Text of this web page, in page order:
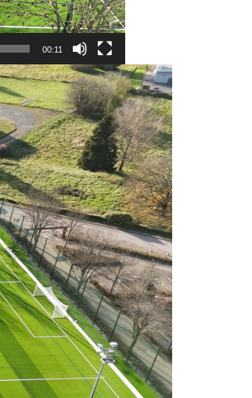
00:11